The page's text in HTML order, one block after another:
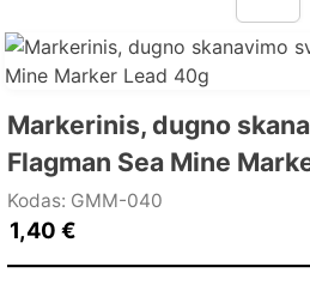
Markerinis, dugno
Flagman Sea Mine
Kodas: GMM-040
1,40 €